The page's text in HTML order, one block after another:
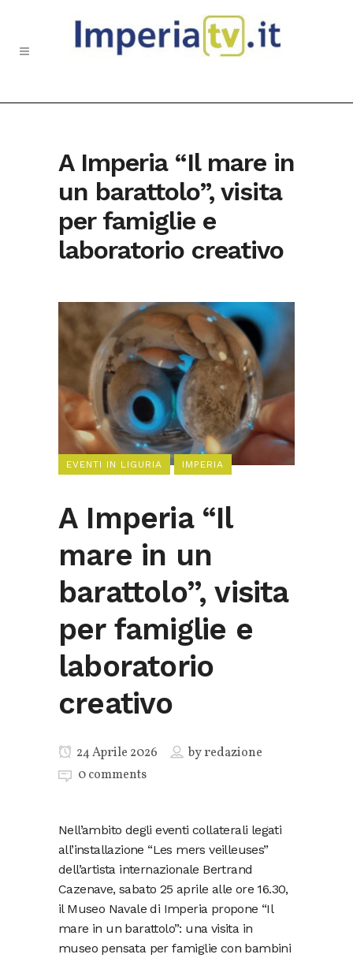
A Imperia “Il mare in
un barattolo”, visita
per famiglie e
laboratorio creativo
EVENTI IN LIGURIA IMPERIA
A Imperia “Il
mare in un
barattolo”, visita
per famiglie e
laboratorio
creativo
24 Aprile 2026 byredazione
0 comments
Nell’ambito degli eventi collaterali legati
all’installazione “Les mers veilleuses”
dell’artista internazionale Bertrand
Cazenave, sabato 25 aprile alle ore 16.30,
il Museo Navale di Imperia propone “Il
mare in un barattolo”: una visita in
museo pensata per famiglie con bambini